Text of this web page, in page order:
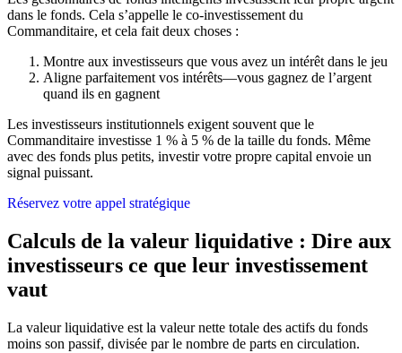
dans le fonds. Cela s’appelle le co-investissement du
Commanditaire, et cela fait deux choses :
Montre aux investisseurs que vous avez un intérêt dans le jeu
Aligne parfaitement vos intérêts—vous gagnez de l’argent
quand ils en gagnent
Les investisseurs institutionnels exigent souvent que le
Commanditaire investisse 1 % à 5 % de la taille du fonds. Même
avec des fonds plus petits, investir votre propre capital envoie un
signal puissant.
Réservez votre appel stratégique
Calculs de la valeur liquidative : Dire aux
investisseurs ce que leur investissement
vaut
La valeur liquidative est la valeur nette totale des actifs du fonds
moins son passif, divisée par le nombre de parts en circulation.